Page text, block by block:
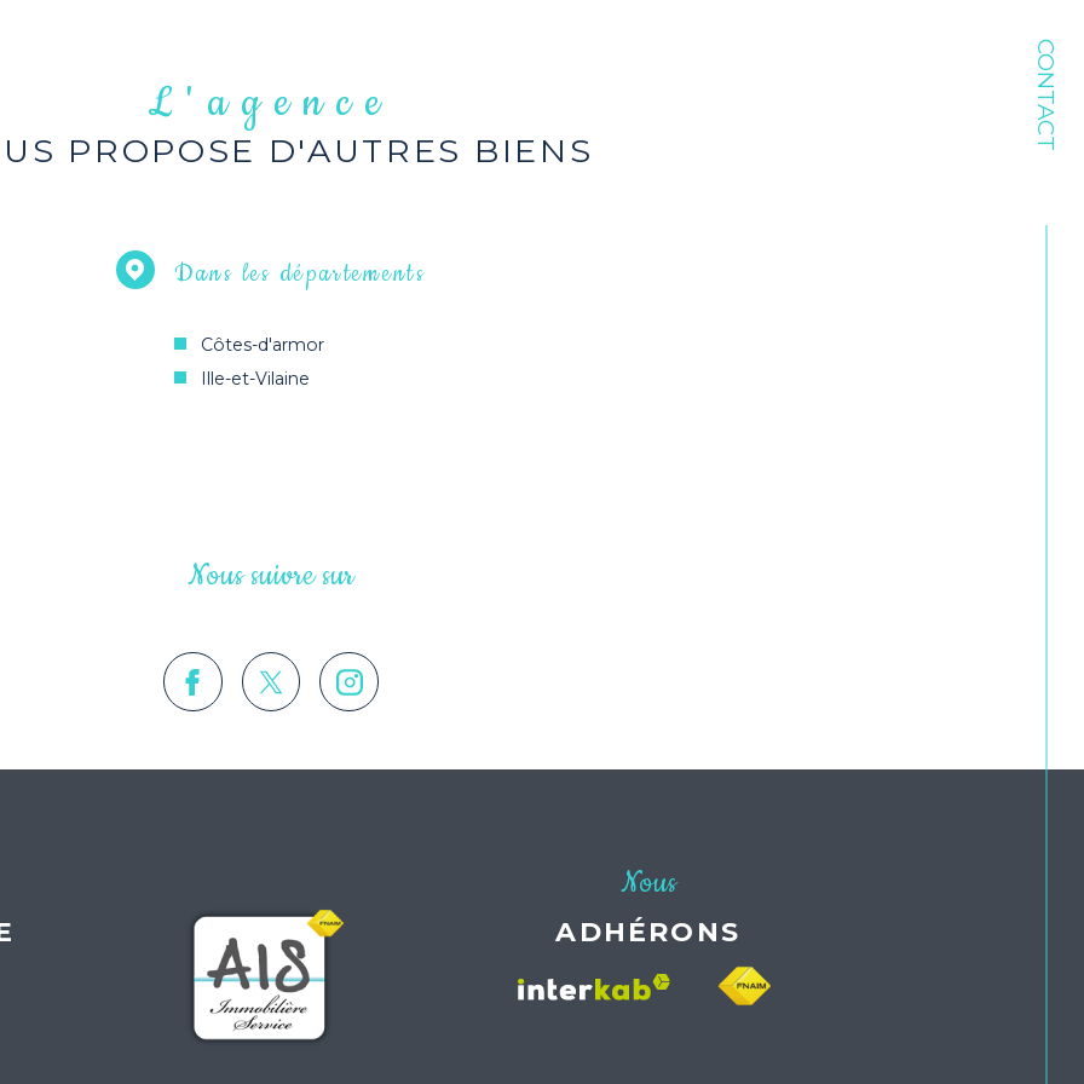
CONTACT
L'agence
PROPOSE D'AUTRES BIENS
Dans les départements
Côtes-d'armor
Ille-et-Vilaine
Nous suivre sur
Nous
ADHÉRONS